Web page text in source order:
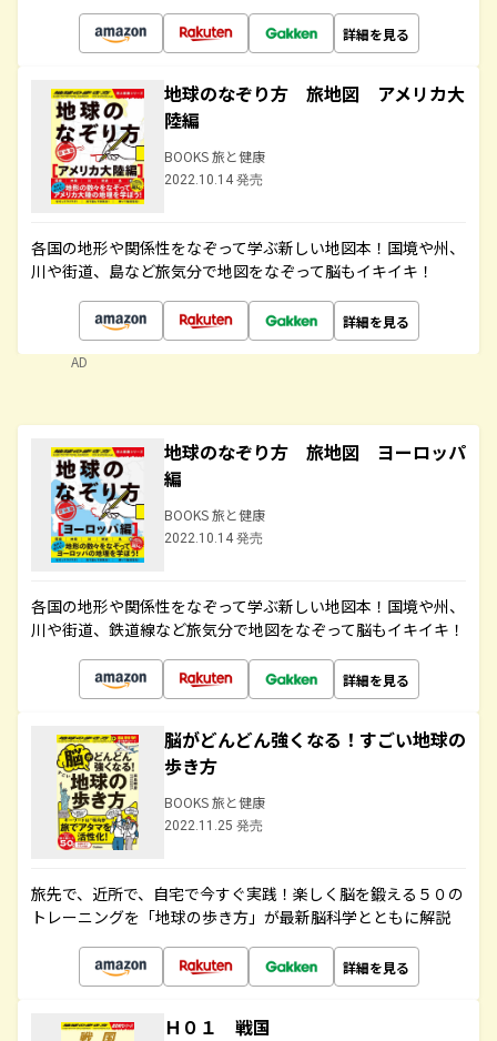
詳細を見る
地球のなぞり方 旅地図 アメリカ大
陸編
BOOKS 旅と健康
2022.10.14 発売
各国の地形や関係性をなぞって学ぶ新しい地図本！国境や州、
川や街道、島など旅気分で地図をなぞって脳もイキイキ！
詳細を見る
AD
地球のなぞり方 旅地図 ヨーロッパ
編
BOOKS 旅と健康
2022.10.14 発売
各国の地形や関係性をなぞって学ぶ新しい地図本！国境や州、
川や街道、鉄道線など旅気分で地図をなぞって脳もイキイキ！
詳細を見る
脳がどんどん強くなる！すごい地球の
歩き方
BOOKS 旅と健康
2022.11.25 発売
旅先で、近所で、自宅で今すぐ実践！楽しく脳を鍛える５０の
トレーニングを「地球の歩き方」が最新脳科学とともに解説
詳細を見る
Ｈ０１ 戦国